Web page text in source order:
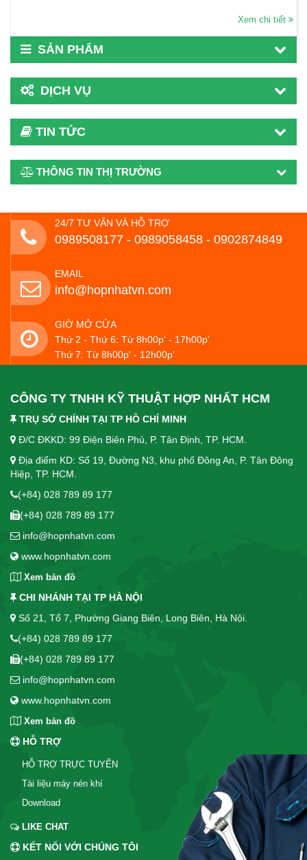
Xem chi tiết
SẢN PHẨM
DỊCH VỤ
TIN TỨC
THÔNG TIN THỊ TRƯỜNG
24/7 TƯ VẤN VÀ HỖ TRỢ
0989508177 - ‭0989058458‬ - 0902874849
EMAIL
info@hopnhatvn.com
GIỜ MỞ CỬA
Thứ 2 - Thứ 6: Từ 8h00p' - 17h00p'
Thứ 7: Từ 8h00p' - 12h00p'
CÔNG TY TNHH KỸ THUẬT HỢP NHẤT HCM
TRỤ SỞ CHÍNH TẠI TP HỒ CHÍ MINH
Đ/C ĐKKD: 99 Điện Biên Phủ, P. Tân Định, TP. HCM.
Địa điểm KD: Số 19, Đường N3, khu phố Đông An, P. Tân Đông
Hiệp, TP. HCM.
(+84) 028 789 89 177
(+84) 028 789 89 177
info@hopnhatvn.com
www.hopnhatvn.com
Xem bản đồ
CHI NHÁNH TẠI TP HÀ NỘI
Số 21, Tổ 7, Phường Giang Biên, Long Biên, Hà Nội.
(+84) 028 789 89 177
(+84) 028 789 89 177
info@hopnhatvn.com
www.hopnhatvn.com
Xem bản đồ
HỖ TRỢ
HỖ TRỢ TRỰC TUYẾN
Tài liệu máy nén khí
Download
LIKE CHAT
KẾT NỐI VỚI CHÚNG TÔI